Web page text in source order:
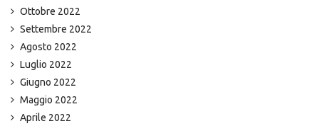
Ottobre 2022
Settembre 2022
Agosto 2022
Luglio 2022
Giugno 2022
Maggio 2022
Aprile 2022